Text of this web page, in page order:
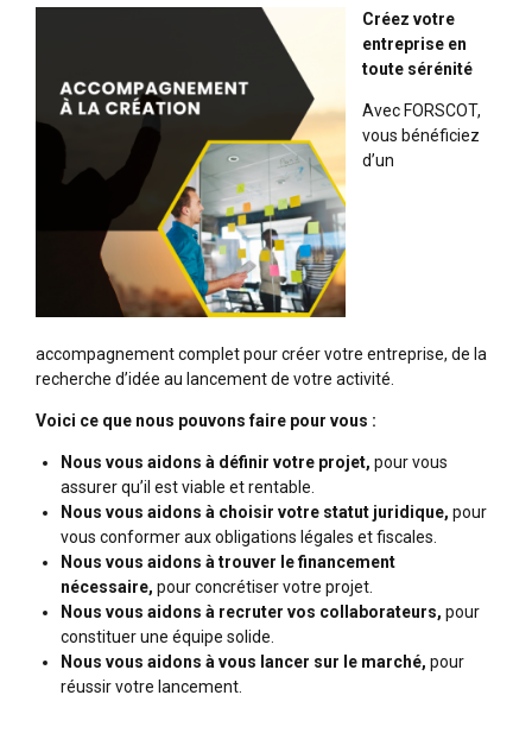
Créez votre
entreprise en
toute sérénité
Avec FORSCOT,
vous bénéficiez
d’un
accompagnement complet pour créer votre entreprise, de la
recherche d’idée au lancement de votre activité.
Voici ce que nous pouvons faire pour vous :
Nous vous aidons à définir votre projet, pour vous
assurer qu’il est viable et rentable.
Nous vous aidons à choisir votre statut juridique, pour
vous conformer aux obligations légales et fiscales.
Nous vous aidons à trouver le financement
nécessaire, pour concrétiser votre projet.
Nous vous aidons à recruter vos collaborateurs, pour
constituer une équipe solide.
Nous vous aidons à vous lancer sur le marché, pour
réussir votre lancement.